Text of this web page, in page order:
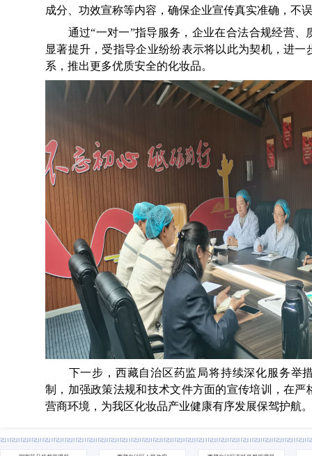
成分、功效宣称等内容，确保企业宣传真实准确，不
通过“一对一”指导服务，企业在合法合规经营、
显著提升，受指导企业纷纷表示将以此为契机，进一
系，推出更多优质安全的化妆品。
下一步，西藏自治区药监局将持续深化服务举
制，加强政策法规和技术文件方面的宣传培训，在严
营商环境，为我区化妆品产业健康有序发展保驾护航。